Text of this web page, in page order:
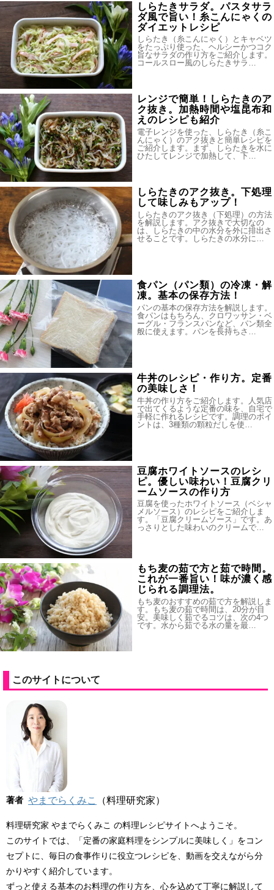
しらたきサラダ。パスタサラ
ダ風で旨い！糸こんにゃくの
ダイエットレシピ
しらたき（糸こんにゃく）とキャベツ
をたっぷり使った、ヘルシーかつコク
旨なサラダの作り方をご紹介します。
コールスロー風のしらたきサラ…
レンジで簡単！しらたきのア
ク抜き。加熱時間や塩昆布和
えのレシピも紹介
電子レンジを使った、しらたき（糸こ
んにゃく）のアク抜きと簡単レシピを
ご紹介します。まず、しらたきを水に
ひたしてレンジで加熱して、下…
しらたきのアク抜き。下処理
して味しみもアップ！
しらたきのアク抜き（下処理）の方法
を解説します。アク抜きで大切なの
は、しらたきの中の水分を外に排出さ
せることです。しらたきの水分に…
食パン（パン類）の冷凍・解
凍。基本の保存方法！
パンの基本の保存方法を解説します。
食パンはもちろん、クロワッサン・ベ
ーグル・フランスパンなど、パン類全
般に使えます。パンを長持ちさ…
牛丼のレシピ・作り方。定番
の美味しさ！
牛丼の作り方をご紹介します。人気店
で出てくるような定番の味を、自宅で
手軽に作れるレシピです。調理のポイ
ントは、3種類の顆粒だしを使…
豆腐ホワイトソースのレシ
ピ。優しい味わい！豆腐クリ
ームソースの作り方
豆腐を使ったホワイトソース（ベシャ
メルソース）のレシピをご紹介しま
す。「豆腐クリームソース」です。あ
っさりとした味わいのクリームで…
もち麦の茹で方と茹で時間。
これが一番旨い！味が濃く感
じられる調理法。
もち麦のおすすめの茹で方を解説しま
す。もち麦の茹で時間は、20分が目
安。美味しく茹でるコツは、次の4つ
です。水から茹でる水の量を最…
このサイトについて
著者 やまでらくみこ （料理研究家）
料理研究家 やまでらくみこ の料理レシピサイトへようこそ。
このサイトでは、「定番の家庭料理をシンプルに美味しく」をコン
セプトに、毎日の食事作りに役立つレシピを、動画を交えながら分
かりやすく紹介しています。
ずっと使える基本のお料理の作り方を、心を込めて丁寧に解説して